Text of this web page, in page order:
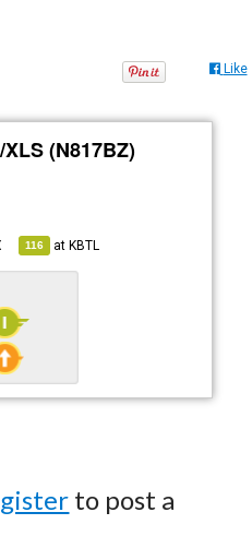
Like
(N817BZ)
116 atKBTL
to post a